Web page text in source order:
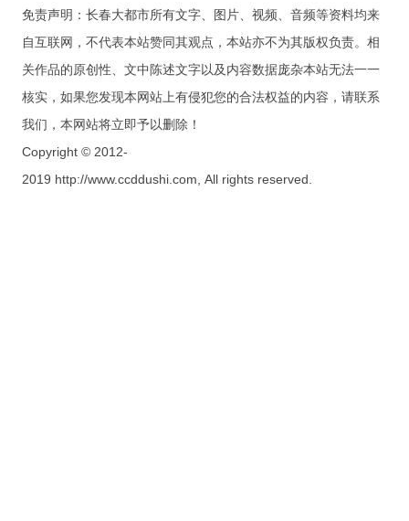
免责声明：长春大都市所有文字、图片、视频、音频等资料均来
自互联网，不代表本站赞同其观点，本站亦不为其版权负责。相
关作品的原创性、文中陈述文字以及内容数据庞杂本站无法一一
核实，如果您发现本网站上有侵犯您的合法权益的内容，请联系
我们，本网站将立即予以删除！
Copyright © 2012-
2019 http://www.ccddushi.com, All rights reserved.